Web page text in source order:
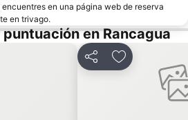
en una página web de reserva
en trivago.
en Rancagua
CompartirAgregar a